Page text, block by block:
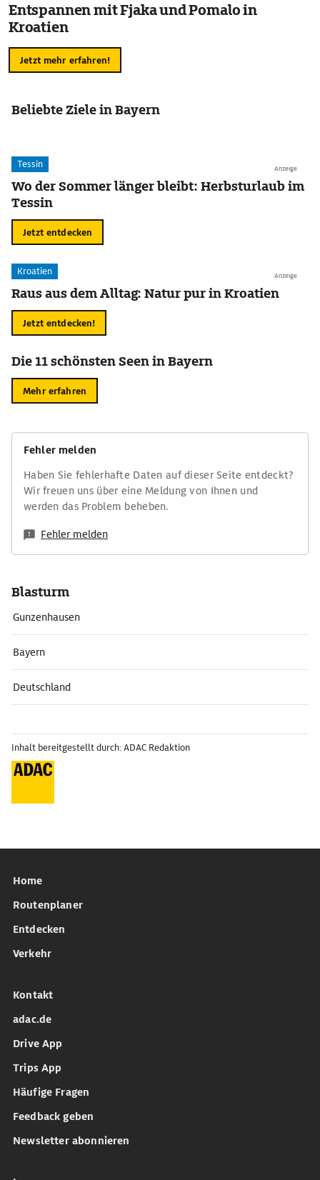
Entspannen mit Fjaka und Pomalo in
Kroatien
Jetzt mehr erfahren!
Beliebte Ziele in Bayern
Anzeige
Tessin
Wo der Sommer länger bleibt: Herbsturlaub im
Tessin
Jetzt entdecken
Anzeige
Kroatien
Raus aus dem Alltag: Natur pur in Kroatien
Jetzt entdecken!
Die 11 schönsten Seen in Bayern
Mehr erfahren
Fehler melden
Haben Sie fehlerhafte Daten auf dieser Seite entdeckt?
Wir freuen uns über eine Meldung von Ihnen und
werden das Problem beheben.
Fehler melden
Blasturm
Gunzenhausen
Bayern
Deutschland
Inhalt bereitgestellt durch: ADAC Redaktion
Home
Routenplaner
Entdecken
Verkehr
Kontakt
adac.de
Drive App
Trips App
Häufige Fragen
Feedback geben
Newsletter abonnieren